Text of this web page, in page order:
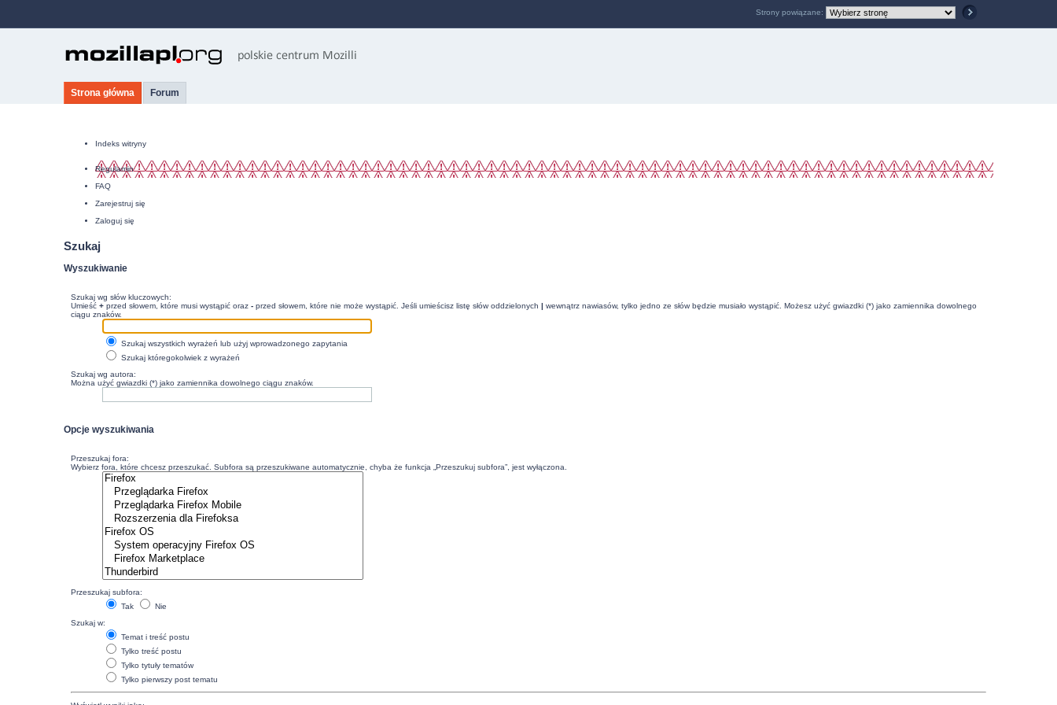
Strona główna Forum
Indeks witryny
Regulamin
FAQ
Zarejestruj się
Zaloguj się
Szukaj
Wyszukiwanie
Szukaj wg słów kluczowych:
Umieść+ przed słowem, które musi wystąpić oraz- przed słowem, które nie może wystąpić. Jeśli umieścisz listę słów oddzielonych| wewnątrz nawiasów, tylko jedno ze słów będzie musiało wystąpić. Możesz użyć gwiazdki (*) jako zamiennika dowolnego
ciągu znaków.
Szukaj wszystkich wyrażeń lub użyj wprowadzonego zapytania
Szukaj któregokolwiek z wyrażeń
Szukaj wg autora:
Można użyć gwiazdki (*) jako zamiennika dowolnego ciągu znaków.
Opcje wyszukiwania
Przeszukaj fora:
Wybierz fora, które chcesz przeszukać. Subfora są przeszukiwane automatycznie, chyba że funkcja „Przeszukuj subfora”, jest wyłączona.
Przeszukaj subfora:
Tak
Nie
Szukaj w:
Temat i treść postu
Tylko treść postu
Tylko tytuły tematów
Tylko pierwszy post tematu
Strony powiązane: